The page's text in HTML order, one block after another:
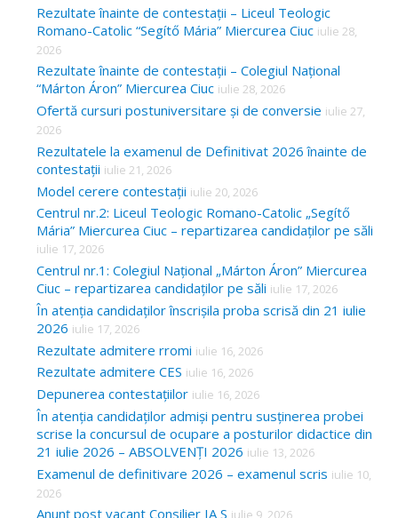
Rezultate înainte de contestații – Liceul Teologic
Romano-Catolic “Segítő Mária” Miercurea Ciuc iulie 28,
2026
Rezultate înainte de contestații – Colegiul Național
“Márton Áron” Miercurea Ciuc iulie 28, 2026
Ofertă cursuri postuniversitare și de conversie iulie 27,
2026
Rezultatele la examenul de Definitivat 2026 înainte de
contestații iulie 21, 2026
Model cerere contestații iulie 20, 2026
Centrul nr.2: Liceul Teologic Romano-Catolic „Segítő
Mária” Miercurea Ciuc – repartizarea candidaților pe săli
iulie 17, 2026
Centrul nr.1: Colegiul Național „Márton Áron” Miercurea
Ciuc – repartizarea candidaților pe săli iulie 17, 2026
În atenția candidaților înscrișila proba scrisă din 21 iulie
2026 iulie 17, 2026
Rezultate admitere rromi iulie 16, 2026
Rezultate admitere CES iulie 16, 2026
Depunerea contestațiilor iulie 16, 2026
În atenția candidaților admiși pentru susținerea probei
scrise la concursul de ocupare a posturilor didactice din
21 iulie 2026 – ABSOLVENȚI 2026 iulie 13, 2026
Examenul de definitivare 2026 – examenul scris iulie 10,
2026
Anunț post vacant Consilier IA S iulie 9, 2026